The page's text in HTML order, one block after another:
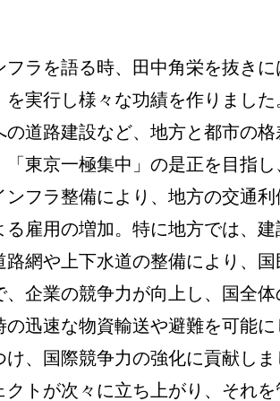
ラを語る時、田中角栄を抜き
実行し様々な功績を作りまし
道路建設など、地方と都市の
東京一極集中」の是正を目指
フラ整備により、地方の交通
雇用の増加。特に地方では、
網や上下水道の整備により、
、企業の競争力が向上し、国全
迅速な物資輸送や避難を可能
、国際競争力の強化に貢献し
トが次々に立ち上がり、それ